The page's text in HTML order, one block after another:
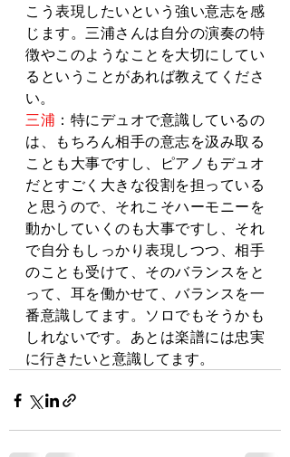
こう表現したいという強い意志を感
じます。三浦さんは自分の演奏の特
徴やこのようなことを大切にしてい
るということがあれば教えてくださ
い。
三浦 ：特にデュオで意識しているの
は、もちろん相手の意志を汲み取る
ことも大事ですし、ピアノもデュオ
だとすごく大きな役割を担っている
と思うので、それこそハーモニーを
動かしていくのも大事ですし、それ
で自分もしっかり表現しつつ、相手
のことも受けて、そのバランスをと
って、耳を働かせて、バランスを一
番意識してます。ソロでもそうかも
しれないです。あとは楽譜には忠実
に行きたいと意識してます。